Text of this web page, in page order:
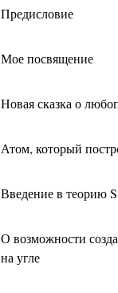
Предисловие
Мое посвящение
Новая сказка о
Атом, который
Введение в теорию
О возможности
на угле